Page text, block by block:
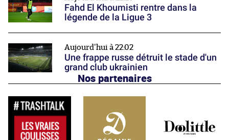
Fahd El Khoumisti rentre dans la
légende de la Ligue 3
Aujourd'hui à 22:02
Une frappe russe détruit le stade d'un
grand club ukrainien
Nos partenaires